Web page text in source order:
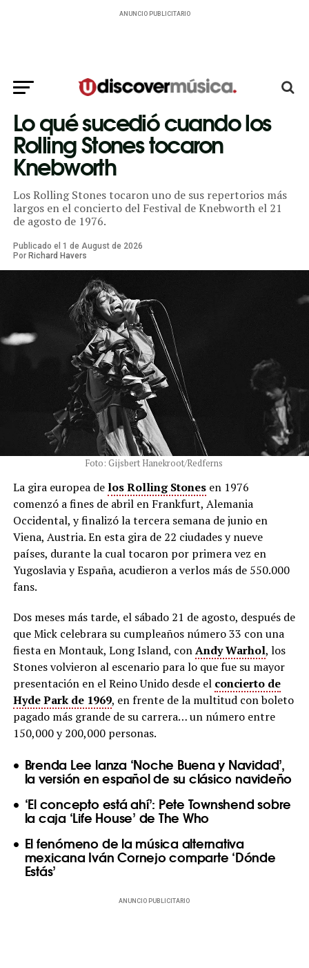
ANUNCIO PUBLICITARIO
Lo qué sucedió cuando los
Rolling Stones tocaron
Knebworth
Los Rolling Stones tocaron uno de sus repertorios más
largos en el concierto del Festival de Knebworth el 21
de agosto de 1976.
Publicado el 1 de August de 2026
Por Richard Havers
Foto: Gijsbert Hanekroot/Redferns
La gira europea de los Rolling Stonesen 1976
comenzó a fines de abril en Frankfurt, Alemania
Occidental, y finalizó la tercera semana de junio en
Viena, Austria. En esta gira de 22 ciudades y nueve
países, durante la cual tocaron por primera vez en
Yugoslavia y España, acudieron a verlos más de 550.000
fans.
Dos meses más tarde, el sábado 21 de agosto, después de
que Mick celebrara su cumpleaños número 33 con una
fiesta en Montauk, Long Island, conAndy Warhol, los
Stones volvieron al escenario para lo que fue su mayor
presentación en el Reino Unido desde el concierto de
Hyde Park de 1969, en frente de la multitud con boleto
pagado más grande de su carrera… un número entre
150,000 y 200,000 personas.
Brenda Lee lanza ‘Noche Buena y Navidad’,
la versión en español de su clásico navideño
‘El concepto está ahí’: Pete Townshend sobre
la caja ‘Life House’ de The Who
El fenómeno de la música alternativa
mexicana Iván Cornejo comparte ‘Dónde
Estás’
ANUNCIO PUBLICITARIO